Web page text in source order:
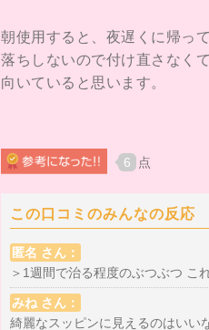
でも、ひとつで3役兼ねるか
しか使えないなら私にとって
です。
朝使用すると、夜遅くに帰っ
落ちしないので付け直さなく
向いていると思います。
あまり肌に負担がかかってい
けると遠目からは綺麗なスッ
ファンデーションをしている
いような自然な質感です。
良くなかった点は、やはりフ
6 点
この口コミのみんなの反応
匿名 さん：
＞1週間で治る程度のぶつぶつ こ
みね さん：
綺麗なスッピンに見えるのはいい